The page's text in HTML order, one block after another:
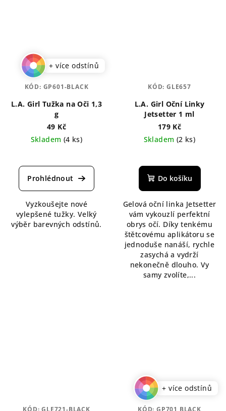
+ více odstínů
L.A. Girl Tužka na Oči 1,3
g
49 Kč
Skladem (4 ks)
hodnocení
produktu
z
5
hvězdiček.
Vyzkoušejte nové
vylepšené tužky. Velký
výběr barevných odstínů.
KÓD: GP601-BLACK
L.A. Girl Oční Linky
Jetsetter 1 ml
179 Kč
Skladem (2 ks)
Do košíku
Gelová oční linka Jetsetter
vám vykouzlí perfektní
obrys očí. Díky tenkému
štětcovému aplikátoru se
jednoduše nanáší, rychle
zasychá a vydrží
nekonečně dlouho. Vy
samy zvolíte,...
KÓD:GLE657
KÓD:GLE721-BLACK
+ více odstínů
KÓD:GP701 BLACK